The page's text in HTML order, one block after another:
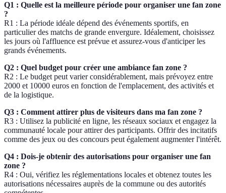
Q1 : Quelle est la meilleure période pour organiser une fan zone
?
R1 : La période idéale dépend des événements sportifs, en
particulier des matchs de grande envergure. Idéalement, choisissez
les jours où l'affluence est prévue et assurez-vous d'anticiper les
grands événements.
Q2 : Quel budget pour créer une ambiance fan zone ?
R2 : Le budget peut varier considérablement, mais prévoyez entre
2000 et 10000 euros en fonction de l'emplacement, des activités et
de la logistique.
Q3 : Comment attirer plus de visiteurs dans ma fan zone ?
R3 : Utilisez la publicité en ligne, les réseaux sociaux et engagez la
communauté locale pour attirer des participants. Offrir des incitatifs
comme des jeux ou des concours peut également augmenter l'intérêt.
Q4 : Dois-je obtenir des autorisations pour organiser une fan
zone ?
R4 : Oui, vérifiez les réglementations locales et obtenez toutes les
autorisations nécessaires auprès de la commune ou des autorités